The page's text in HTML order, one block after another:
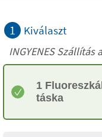
1 Kiválaszt
INGYENES Szállítás
1
táska